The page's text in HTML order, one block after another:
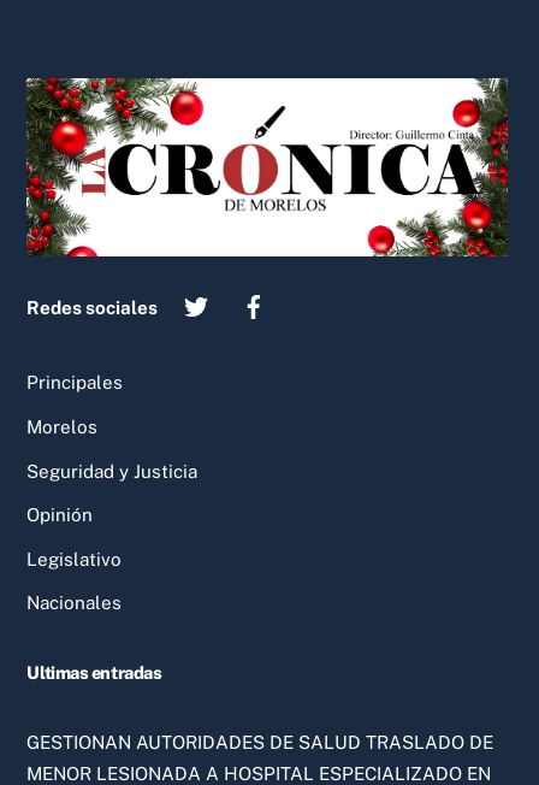
To
Top
Redes sociales
Principales
Morelos
Seguridad y Justicia
Opinión
Legislativo
Nacionales
Ultimas entradas
GESTIONAN AUTORIDADES DE SALUD TRASLADO DE
MENOR LESIONADA A HOSPITAL ESPECIALIZADO EN